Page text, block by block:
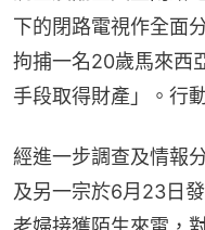
下的閉路電視作全面
拘捕一名20歲馬來西
手段取得財產」。行
經進一步調查及情報
及另一宗於6月23日